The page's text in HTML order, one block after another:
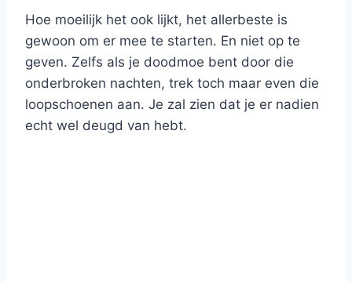
Hoe moeilijk het ook lijkt, het allerbeste is
gewoon om er mee te starten. En niet op te
geven. Zelfs als je doodmoe bent door die
onderbroken nachten, trek toch maar even die
loopschoenen aan. Je zal zien dat je er nadien
echt wel deugd van hebt.